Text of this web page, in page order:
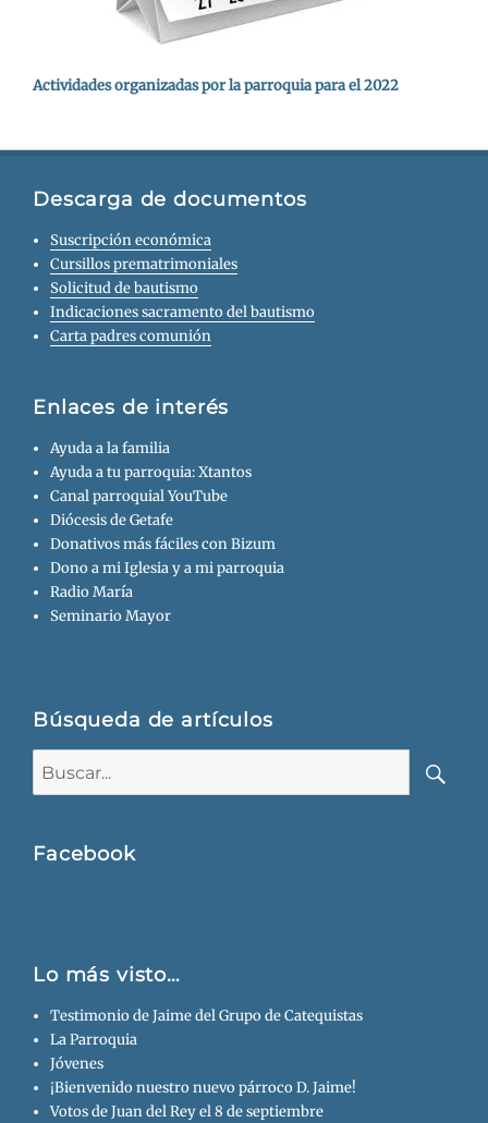
Actividades organizadas por la parroquia para el 2022
Descarga de documentos
Suscripción económica
Cursillos prematrimoniales
Solicitud de bautismo
Indicaciones sacramento del bautismo
Carta padres comunión
Enlaces de interés
Ayuda a la familia
Ayuda a tu parroquia: Xtantos
Canal parroquial YouTube
Diócesis de Getafe
Donativos más fáciles con Bizum
Dono a mi Iglesia y a mi parroquia
Radio María
Seminario Mayor
Búsqueda de artículos
Facebook
Lo más visto…
Testimonio de Jaime del Grupo de Catequistas
La Parroquia
Jóvenes
¡Bienvenido nuestro nuevo párroco D. Jaime!
Votos de Juan del Rey el 8 de septiembre